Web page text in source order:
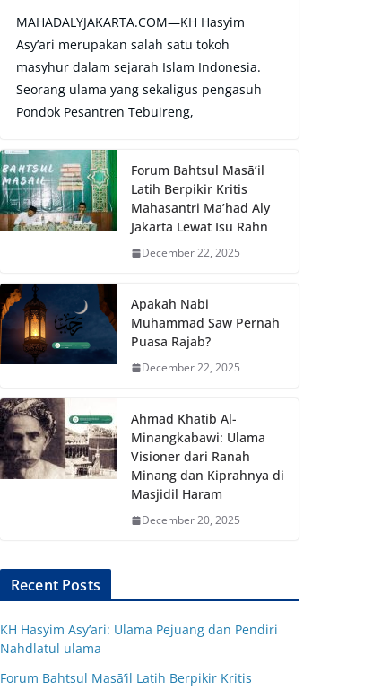
MAHADALYJAKARTA.COM—KH Hasyim
Asy’ari merupakan salah satu tokoh
masyhur dalam sejarah Islam Indonesia.
Seorang ulama yang sekaligus pengasuh
Pondok Pesantren Tebuireng,
Forum Bahtsul Masā’il
Latih Berpikir Kritis
Mahasantri Ma’had Aly
Jakarta Lewat Isu Rahn
December 22, 2025
Apakah Nabi
Muhammad Saw Pernah
Puasa Rajab?
December 22, 2025
Ahmad Khatib Al-
Minangkabawi: Ulama
Visioner dari Ranah
Minang dan Kiprahnya di
Masjidil Haram
December 20, 2025
Recent Posts
KH Hasyim Asy’ari: Ulama Pejuang dan Pendiri
Nahdlatul ulama
Forum Bahtsul Masā’il Latih Berpikir Kritis